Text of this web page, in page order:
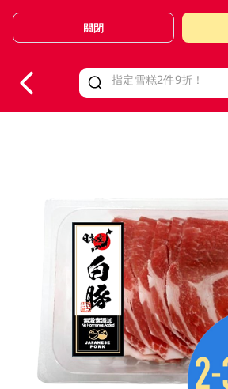
Valid Until 30 June 2026
關閉